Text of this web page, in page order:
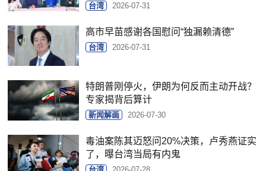
台湾 2026-07-31
高市早苗感谢各国慰问“独漏赖清德”
台湾 2026-07-31
特朗普刚停火，伊朗为何反而主动开战？
专家揭背后算计
新闻解画 2026-07-30
毒油案陈其迈怒问20%决策，卢秀燕证实
了，曝台湾当局有内鬼